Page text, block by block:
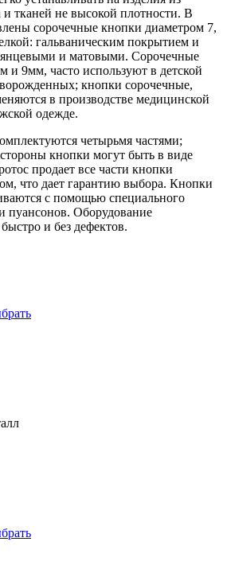
и тканей не высокой плотности. В
сорочечные кнопки диаметром 7,
гальваническим покрытием и
и матовыми. Сорочечные
и 9мм, часто используют в детской
кнопки сорочечные,
в производстве медицинской
одежде.
четырьмя частями;
кнопки могут быть в виде
продает все части кнопки
что дает гарантию выбора. Кнопки
с помощью специального
пуансонов. Оборудование
и без дефектов.